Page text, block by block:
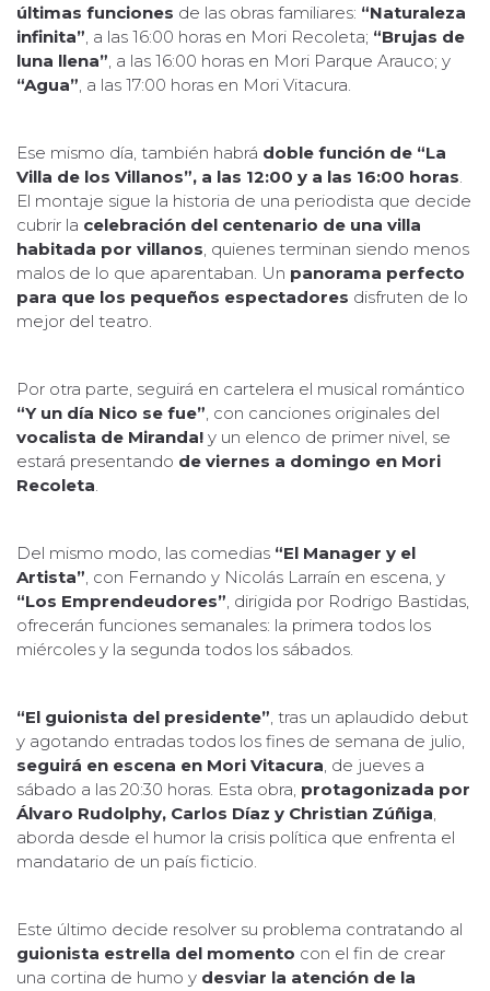
últimas funciones de las obras familiares: “Naturaleza
infinita”, a las 16:00 horas en Mori Recoleta; “Brujas de
luna llena”, a las 16:00 horas en Mori Parque Arauco; y
“Agua”, a las 17:00 horas en Mori Vitacura.
Ese mismo día, también habrá doble función de “La
Villa de los Villanos”, a las 12:00 y a las 16:00 horas.
El montaje sigue la historia de una periodista que decide
cubrir la celebración del centenario de una villa
habitada por villanos, quienes terminan siendo menos
malos de lo que aparentaban. Un panorama perfecto
para que los pequeños espectadores disfruten de lo
mejor del teatro.
Por otra parte, seguirá en cartelera el musical romántico
“Y un día Nico se fue”, con canciones originales del
vocalista de Miranda! y un elenco de primer nivel, se
estará presentando de viernes a domingo en Mori
Recoleta.
Del mismo modo, las comedias “El Manager y el
Artista”, con Fernando y Nicolás Larraín en escena, y
“Los Emprendeudores”, dirigida por Rodrigo Bastidas,
ofrecerán funciones semanales: la primera todos los
miércoles y la segunda todos los sábados.
“El guionista del presidente”, tras un aplaudido debut
y agotando entradas todos los fines de semana de julio,
seguirá en escena en Mori Vitacura, de jueves a
sábado a las 20:30 horas. Esta obra, protagonizada por
Álvaro Rudolphy, Carlos Díaz y Christian Zúñiga,
aborda desde el humor la crisis política que enfrenta el
mandatario de un país ficticio.
Este último decide resolver su problema contratando al
guionista estrella del momento con el fin de crear
una cortina de humo y desviar la atención de la